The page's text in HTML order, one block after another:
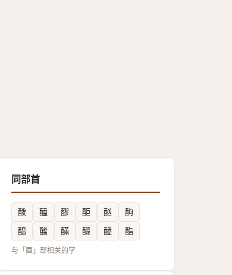
同部首
酦 醘 醪 䣰 酗
䣱
醖
䤉 䤍 醊 醠 酯
与「酉」部相关的字